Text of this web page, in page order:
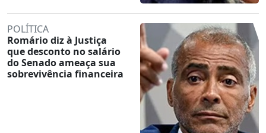
POLÍTICA
Romário diz à Justiça
que desconto no salário
do Senado ameaça sua
sobrevivência financeira